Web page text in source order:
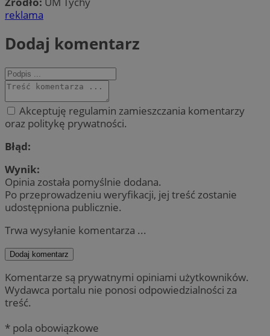
reklama
Dodaj komentarz
Akceptuję regulamin zamieszczania komentarzy
oraz politykę prywatności.
Błąd:
Wynik:
Opinia została pomyślnie dodana.
Po przeprowadzeniu weryfikacji, jej treść zostanie
udostępniona publicznie.
Trwa wysyłanie komentarza ...
Dodaj komentarz
Komentarze są prywatnymi opiniami użytkowników.
Wydawca portalu nie ponosi odpowiedzialności za
treść.
* pola obowiązkowe